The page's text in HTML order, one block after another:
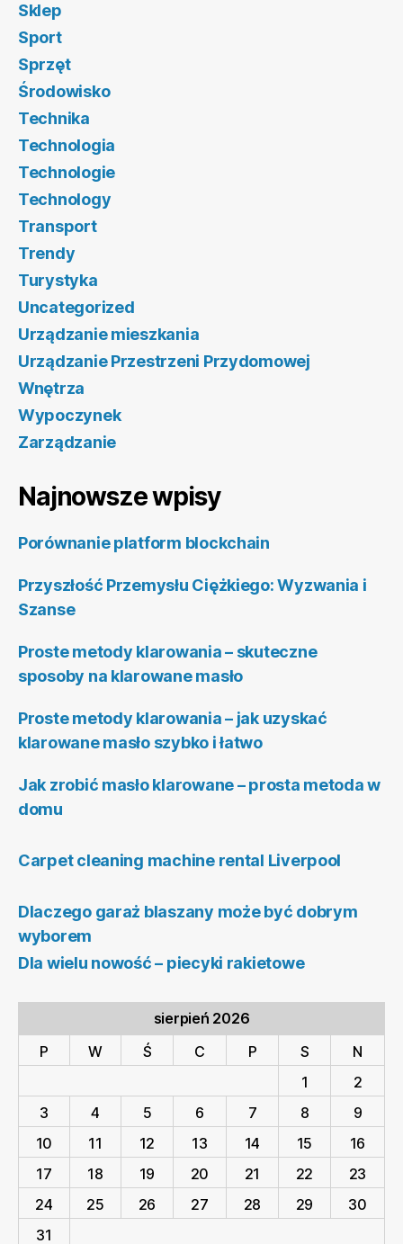
Sklep
Sport
Sprzęt
Środowisko
Technika
Technologia
Technologie
Technology
Transport
Trendy
Turystyka
Uncategorized
Urządzanie mieszkania
Urządzanie Przestrzeni Przydomowej
Wnętrza
Wypoczynek
Zarządzanie
Najnowsze wpisy
Porównanie platform blockchain
Przyszłość Przemysłu Ciężkiego: Wyzwania i
Szanse
Proste metody klarowania – skuteczne
sposoby na klarowane masło
Proste metody klarowania – jak uzyskać
klarowane masło szybko i łatwo
Jak zrobić masło klarowane – prosta metoda w
domu
Carpet cleaning machine rental Liverpool
Dlaczego garaż blaszany może być dobrym
wyborem
Dla wielu nowość – piecyki rakietowe
sierpień 2026
P
W Ś C P S
N
1
2
3
4 5 6 7 8
9
10
11 12 13 14 15
16
17
18 19 20 21 22
23
24
25 26 27 28 29
30
31